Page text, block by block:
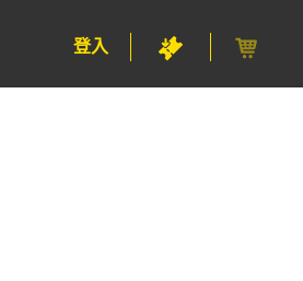
登入